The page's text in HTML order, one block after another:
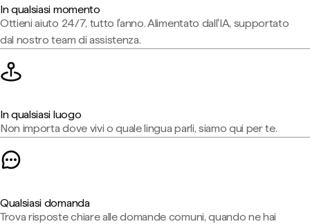
In qualsiasi momento
Ottieni aiuto 24/7, tutto l'anno. Alimentato dall'IA, supportato
dal nostro team di assistenza.
In qualsiasi luogo
Non importa dove vivi o quale lingua parli, siamo qui per te.
Qualsiasi domanda
Trova risposte chiare alle domande comuni, quando ne hai